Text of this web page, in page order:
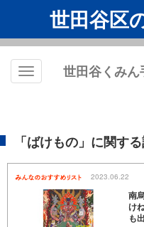
世田谷区
Toggle
世田谷くみん
「ばけもの」に関す
2023.06.22
南
け
も